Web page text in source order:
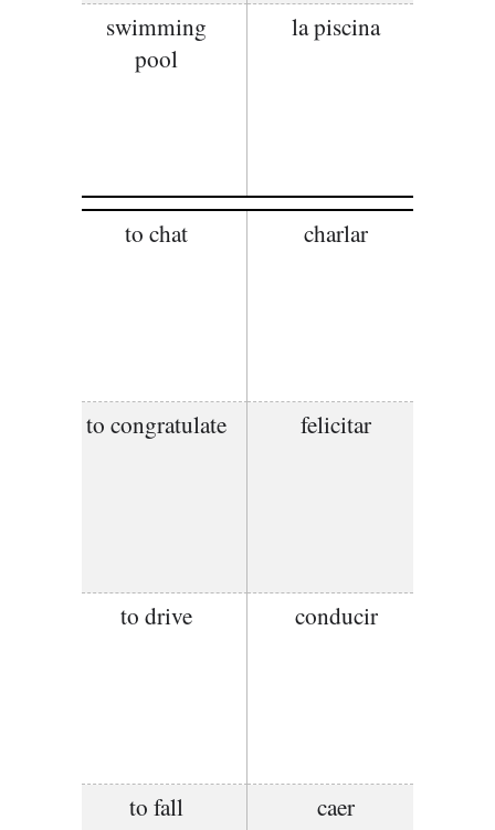
swimming
pool
la piscina
to chat charlar
to congratulate felicitar
to drive conducir
to fall caer